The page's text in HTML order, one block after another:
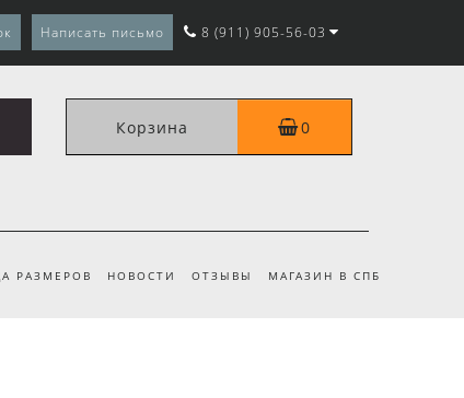
Написать письмо 8 (911) 905-56-03
Корзина 0
РАЗМЕРОВ НОВОСТИ ОТЗЫВЫ МАГАЗИН В СПБ